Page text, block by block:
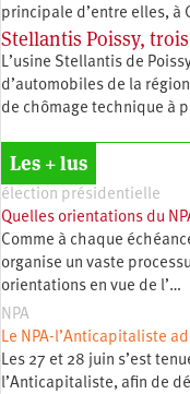
principale d’entre elles, à
Stellantis Poissy,
L’usine Stellantis de
d’automobiles de la
de chômage technique à
Les + lus
élection présidentielle
Quelles orientations du
Comme à chaque
organise un vaste
orientations en vue de l’…
NPA
Le NPA-l’Anticapitaliste
Les 27 et 28 juin s’est
l’Anticapitaliste, afin de